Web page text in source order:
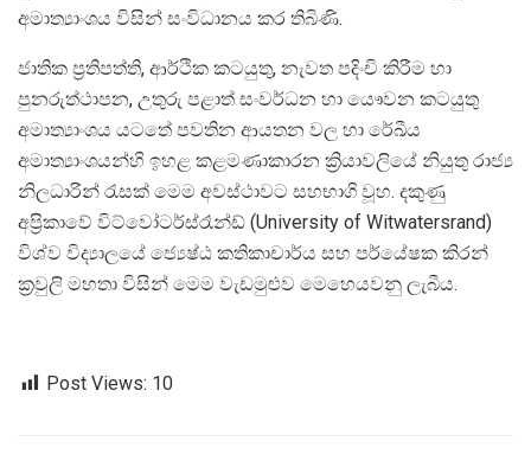
අමාත්‍යාංශය විසින් සංවිධානය කර තිබිණි.
ජාතික ප්‍රතිපත්ති, ආර්ථික කටයුතු, නැවත පදිංචි කිරීම හා
පුනරුත්ථාපන, උතුරු පළාත් සංවර්ධන හා යෞවන කටයුතු
අමාත්‍යාංශය යටතේ පවතින ආයතන වල හා රේඛීය
අමාත්‍යාංශයන්හි ඉහළ කළමණාකාරන ක්‍රියාවලියේ නියුතු රාජ්‍ය
නිලධාරින් රැසක් මෙම අවස්ථාවට සහභාගි වූහ. දකුණු
අප්‍රිකාවේ විට්වෝටර්ස්රෑන්ඩ් (University of Witwatersrand)
විශ්ව විද්‍යාලයේ ජ්‍යෙෂ්ඨ කතිකාචාර්ය සහ පර්යේෂක කිරන්
ක්‍රවුලි මහතා විසින් මෙම වැඩමුළුව මෙහෙයවනු ලැබීය.
Post Views: 10